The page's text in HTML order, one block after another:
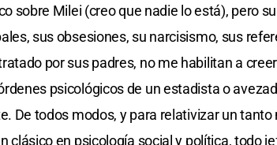
sobre Milei (creo que nadie lo está), pero
sus obsesiones, su narcisismo, sus
por sus padres, no me habilitan a
psicológicos de un estadista o
De todos modos, y para relativizar un
clásico en psicología social y política, todo